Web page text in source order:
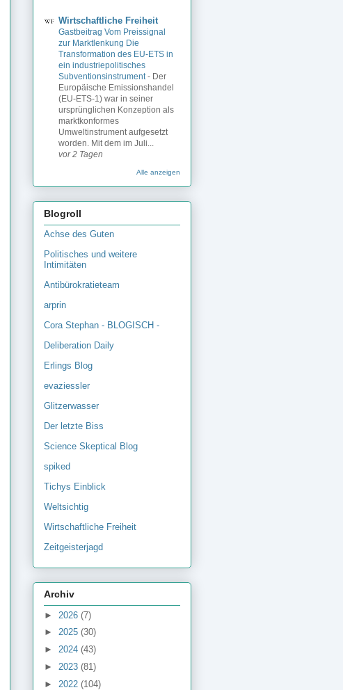
Wirtschaftliche Freiheit
Gastbeitrag Vom Preissignal
zur Marktlenkung Die
Transformation des EU-ETS in
ein industriepolitisches
Subventionsinstrument- Der
Europäische Emissionshandel
(EU-ETS-1) war in seiner
ursprünglichen Konzeption als
marktkonformes
Umweltinstrument aufgesetzt
worden. Mit dem im Juli...
vor 2 Tagen
Alle anzeigen
Blogroll
Achse des Guten
Politisches und weitere
Intimitäten
Antibürokratieteam
arprin
Cora Stephan - BLOGISCH -
Deliberation Daily
Erlings Blog
evaziessler
Glitzerwasser
Der letzte Biss
Science Skeptical Blog
spiked
Tichys Einblick
Weltsichtig
Wirtschaftliche Freiheit
Zeitgeisterjagd
Archiv
► 2026 (7)
► 2025 (30)
► 2024 (43)
► 2023 (81)
► 2022 (104)